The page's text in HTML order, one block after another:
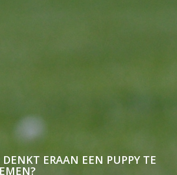
DENKT ERAAN EEN PUPPY TE